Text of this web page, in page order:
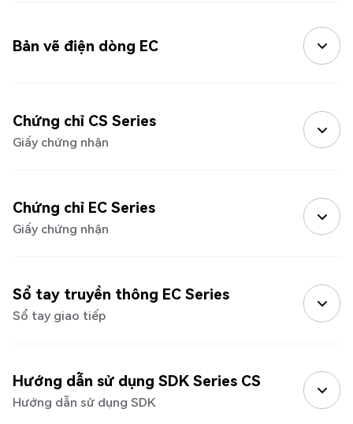
Bản vẽ điện dòng EC
Chứng chỉ CS Series
Giấy chứng nhận
Chứng chỉ EC Series
Giấy chứng nhận
Sổ tay truyền thông EC Series
Sổ tay giao tiếp
Hướng dẫn sử dụng SDK Series CS
Hướng dẫn sử dụng SDK